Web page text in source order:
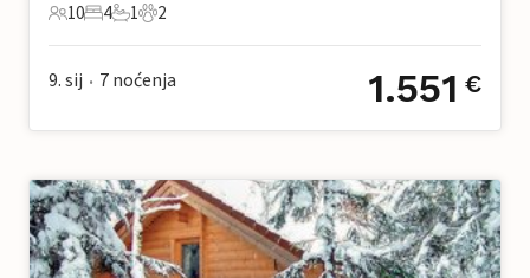
10 Gosti
10
4 Spavaće sobe
4
1 Kupaonica
1
2 Kućni ljubimac
2
9. sij • 7 noćenja 1.551 €